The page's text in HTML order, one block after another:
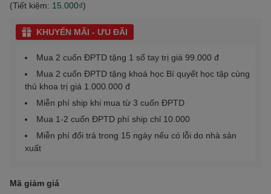
(Tiết kiệm: 15.000₫)
KHUYẾN MÃI - ƯU ĐÃI
Mua 2 cuốn ĐPTD tặng 1 sổ tay trị giá 99.000 đ
Mua 2 cuốn ĐPTD tặng khoá học Bí quyết học tập cùng
thủ khoa trị giá 1.000.000 đ
Miễn phí ship khi mua từ 3 cuốn ĐPTD
Mua 1-2 cuốn ĐPTD phí ship chỉ 10.000
Miễn phí đổi trả trong 15 ngày nếu có lỗi do nhà sản
xuất
Mã giảm giá